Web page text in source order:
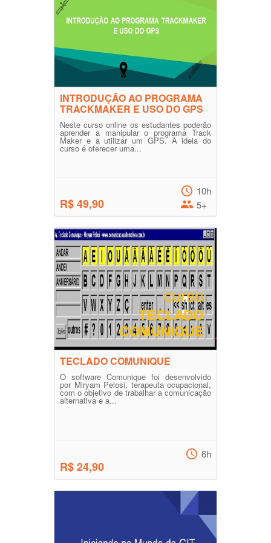
INTRODUÇÃO AO PROGRAMA
TRACKMAKER E USO DO GPS
Neste curso online os estudantes poderão
aprender a manipular o programa Track
Maker e a utilizar um GPS. A ideia do
curso é oferecer uma...
R$ 49,90
10h
5+
TECLADO COMUNIQUE
O software Comunique foi desenvolvido
por Miryam Pelosi, terapeuta ocupacional,
com o objetivo de trabalhar a comunicação
alternativa e a...
R$ 24,90
6h